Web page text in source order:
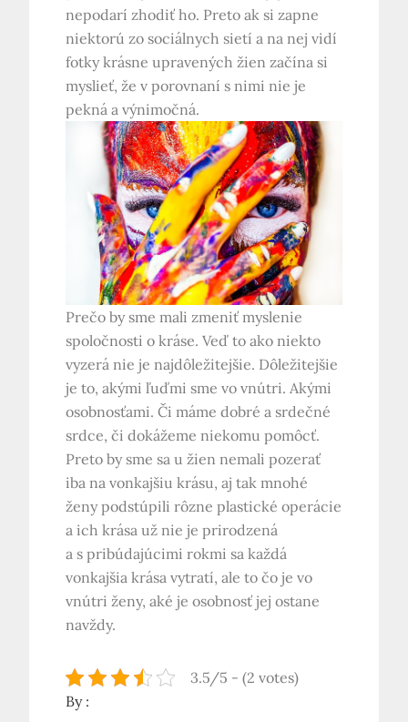
nepodarí zhodiť ho. Preto ak si zapne
niektorú zo sociálnych sietí a na nej vidí
fotky krásne upravených žien začína si
myslieť, že v porovnaní s nimi nie je
pekná a výnimočná.
Prečo by sme mali zmeniť myslenie
spoločnosti o kráse. Veď to ako niekto
vyzerá nie je najdôležitejšie. Dôležitejšie
je to, akými ľuďmi sme vo vnútri. Akými
osobnosťami. Či máme dobré a srdečné
srdce, či dokážeme niekomu pomôcť.
Preto by sme sa u žien nemali pozerať
iba na vonkajšiu krásu, aj tak mnohé
ženy podstúpili rôzne plastické operácie
a ich krása už nie je prirodzená
a s pribúdajúcimi rokmi sa každá
vonkajšia krása vytratí, ale to čo je vo
vnútri ženy, aké je osobnosť jej ostane
navždy.
3.5/5 - (2 votes)
By :